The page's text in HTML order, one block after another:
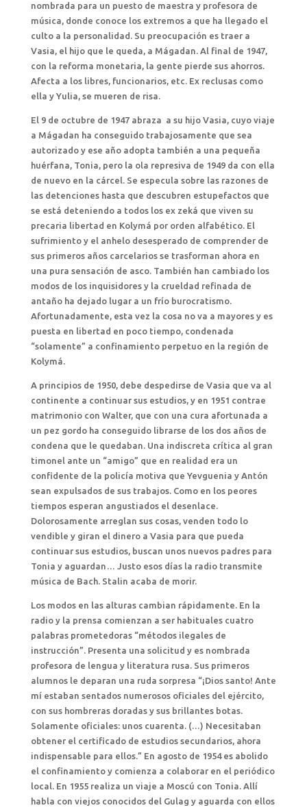
nombrada para un puesto de maestra y profesora de
música, donde conoce los extremos a que ha llegado el
culto a la personalidad. Su preocupación es traer a
Vasia, el hijo que le queda, a Mágadan. Al final de 1947,
con la reforma monetaria, la gente pierde sus ahorros.
Afecta a los libres, funcionarios, etc. Ex reclusas como
ella y Yulia, se mueren de risa.
El 9 de octubre de 1947 abraza a su hijo Vasia, cuyo viaje
a Mágadan ha conseguido trabajosamente que sea
autorizado y ese año adopta también a una pequeña
huérfana, Tonia, pero la ola represiva de 1949 da con ella
de nuevo en la cárcel. Se especula sobre las razones de
las detenciones hasta que descubren estupefactos que
se está deteniendo a todos los ex zeká que viven su
precaria libertad en Kolymá por orden alfabético. El
sufrimiento y el anhelo desesperado de comprender de
sus primeros años carcelarios se trasforman ahora en
una pura sensación de asco. También han cambiado los
modos de los inquisidores y la crueldad refinada de
antaño ha dejado lugar a un frío burocratismo.
Afortunadamente, esta vez la cosa no va a mayores y es
puesta en libertad en poco tiempo, condenada
“solamente” a confinamiento perpetuo en la región de
Kolymá.
A principios de 1950, debe despedirse de Vasia que va al
continente a continuar sus estudios, y en 1951 contrae
matrimonio con Walter, que con una cura afortunada a
un pez gordo ha conseguido librarse de los dos años de
condena que le quedaban. Una indiscreta crítica al gran
timonel ante un “amigo” que en realidad era un
confidente de la policía motiva que Yevguenia y Antón
sean expulsados de sus trabajos. Como en los peores
tiempos esperan angustiados el desenlace.
Dolorosamente arreglan sus cosas, venden todo lo
vendible y giran el dinero a Vasia para que pueda
continuar sus estudios, buscan unos nuevos padres para
Tonia y aguardan… Justo esos días la radio transmite
música de Bach. Stalin acaba de morir.
Los modos en las alturas cambian rápidamente. En la
radio y la prensa comienzan a ser habituales cuatro
palabras prometedoras “métodos ilegales de
instrucción”. Presenta una solicitud y es nombrada
profesora de lengua y literatura rusa. Sus primeros
alumnos le deparan una ruda sorpresa “¡Dios santo! Ante
mí estaban sentados numerosos oficiales del ejército,
con sus hombreras doradas y sus brillantes botas.
Solamente oficiales: unos cuarenta. (…) Necesitaban
obtener el certificado de estudios secundarios, ahora
indispensable para ellos.” En agosto de 1954 es abolido
el confinamiento y comienza a colaborar en el periódico
local. En 1955 realiza un viaje a Moscú con Tonia. Allí
habla con viejos conocidos del Gulag y aguarda con ellos